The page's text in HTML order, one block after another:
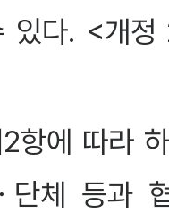
있다. <개
항에 따라
단체 등과